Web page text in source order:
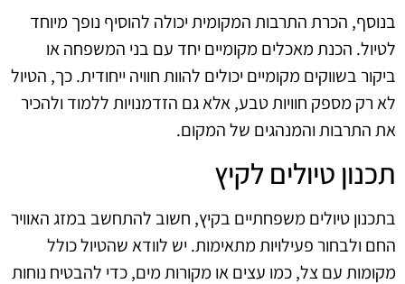
בנוסף, הכרת התרבות המקומית יכולה להוסיף נופך מיוחד
לטיול. הכנת מאכלים מקומיים יחד עם בני המשפחה או
ביקור בשווקים מקומיים יכולים להוות חוויה ייחודית. כך, הטיול
לא רק מספק חוויות טבע, אלא גם הזדמנויות ללמוד ולהכיר
את התרבות והמנהגים של המקום.
תכנון טיולים לקיץ
בתכנון טיולים משפחתיים בקיץ, חשוב להתחשב במזג האוויר
החם ולבחור פעילויות מתאימות. יש לוודא שהטיול כולל
מקומות עם צל, כמו עצים או מקורות מים, כדי להבטיח נוחות